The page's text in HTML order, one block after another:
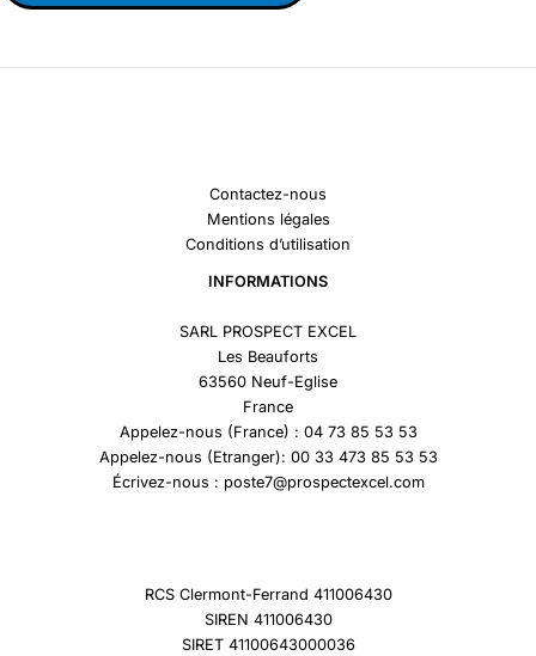
Contactez-nous
Mentions légales
Conditions d’utilisation
INFORMATIONS
SARL PROSPECT EXCEL
Les Beauforts
63560 Neuf-Eglise
France
Appelez-nous (France) : 04 73 85 53 53
Appelez-nous (Etranger): 00 33 473 85 53 53
Écrivez-nous : poste7@prospectexcel.com
RCS Clermont-Ferrand 411006430
SIREN 411006430
SIRET 41100643000036